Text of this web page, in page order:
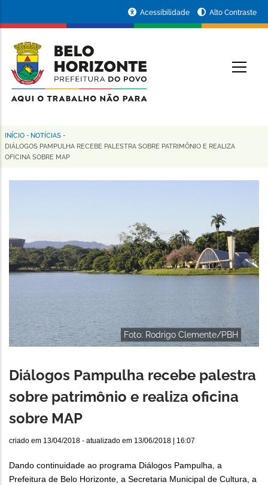
conteúdo
principal
da
Prefeitura
de
Horizonte
Acessibilidade Alto Contraste
Trilha
de
navegação
INÍCIO - NOTÍCIAS -
DIÁLOGOS PAMPULHA RECEBE PALESTRA SOBRE PATRIMÔNIO E REALIZA
OFICINA SOBRE MAP
Foto: Rodrigo Clemente/PBH
Diálogos Pampulha recebe palestra
sobre patrimônio e realiza oficina
sobre MAP
criado em 13/04/2018 - atualizado em 13/06/2018 | 16:07
Dando continuidade ao programa Diálogos Pampulha, a
Prefeitura de Belo Horizonte, a Secretaria Municipal de Cultura, a